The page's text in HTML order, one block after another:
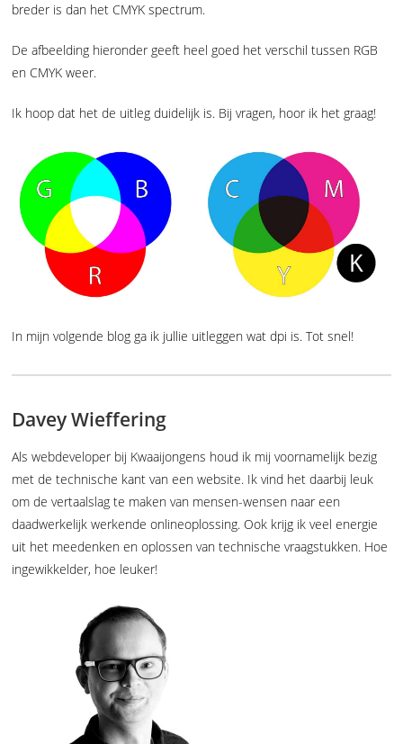
breder is dan het CMYK spectrum.
De afbeelding hieronder geeft heel goed het verschil tussen RGB
en CMYK weer.
Ik hoop dat het de uitleg duidelijk is. Bij vragen, hoor ik het graag!
In mijn volgende blog ga ik jullie uitleggen wat dpi is. Tot snel!
Davey Wieffering
Als webdeveloper bij Kwaaijongens houd ik mij voornamelijk bezig
met de technische kant van een website. Ik vind het daarbij leuk
om de vertaalslag te maken van mensen-wensen naar een
daadwerkelijk werkende onlineoplossing. Ook krijg ik veel energie
uit het meedenken en oplossen van technische vraagstukken. Hoe
ingewikkelder, hoe leuker!